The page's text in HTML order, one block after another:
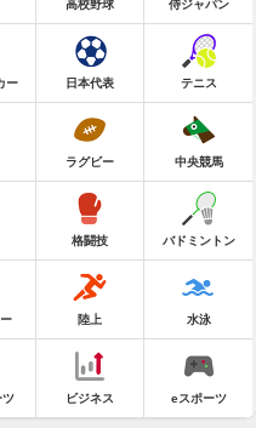
高校野球 侍ジャパン
ー 日本代表 テニス
ラグビー 中央競馬
格闘技 バドミントン
陸上 水泳
ツ ビジネス eスポーツ